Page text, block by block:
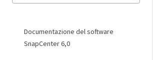
Documentazione del software
SnapCenter 6,0